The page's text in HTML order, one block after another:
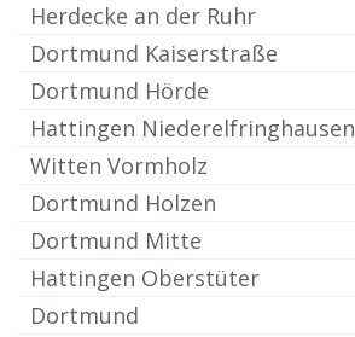
Herdecke an der Ruhr
Dortmund Kaiserstraße
Dortmund Hörde
Hattingen Niederelfringhausen
Witten Vormholz
Dortmund Holzen
Dortmund Mitte
Hattingen Oberstüter
Dortmund